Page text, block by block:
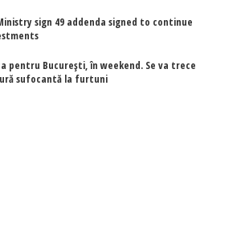
sign 49 addenda signed to continue
pentru București, în weekend. Se va trece
sufocantă la furtuni